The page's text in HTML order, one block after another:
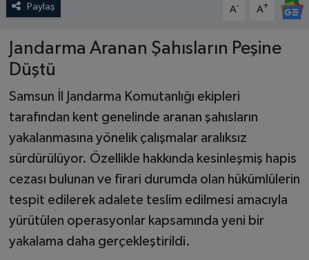
Paylaş A- A+
Jandarma Aranan Şahısların Peşine
Düştü
Samsun İl Jandarma Komutanlığı ekipleri
tarafından kent genelinde aranan şahısların
yakalanmasına yönelik çalışmalar aralıksız
sürdürülüyor. Özellikle hakkında kesinleşmiş hapis
cezası bulunan ve firari durumda olan hükümlülerin
tespit edilerek adalete teslim edilmesi amacıyla
yürütülen operasyonlar kapsamında yeni bir
yakalama daha gerçekleştirildi.